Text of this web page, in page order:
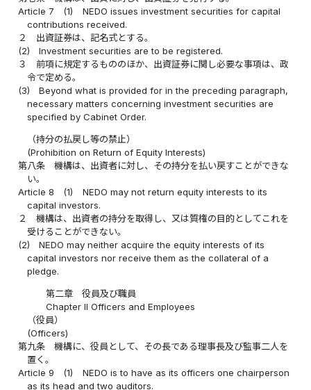
Article 7
(1)
NEDO issues investment securities for capital
contributions received.
２
出資証券は、記名式とする。
(2)
Investment securities are to be registered.
３
前項に規定するもののほか、出資証券に関し必要な事項は、政
令で定める。
(3)
Beyond what is provided for in the preceding paragraph,
necessary matters concerning investment securities are
specified by Cabinet Order.
（持分の払戻し等の禁止）
(Prohibition on Return of Equity Interests)
第八条
機構は、出資者に対し、その持分を払い戻すことができな
い。
Article 8
(1)
NEDO may not return equity interests to its
capital investors.
２
機構は、出資者の持分を取得し、又は質権の目的としてこれを
受けることができない。
(2)
NEDO may neither acquire the equity interests of its
capital investors nor receive them as the collateral of a
pledge.
第二章 役員及び職員
Chapter II Officers and Employees
（役員）
(Officers)
第九条
機構に、役員として、その長である理事長及び監事二人を
置く。
Article 9
(1)
NEDO is to have as its officers one chairperson
as its head and two auditors.